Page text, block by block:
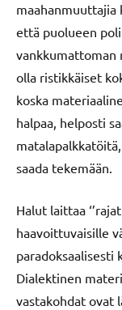
maahanmuuttajia
että puolueen
vankkumattoman
olla ristikkäiset
koska
halpaa, helposti
saada tekemään.
Halut laittaa
haavoittuvaisille
paradoksaalisesti
Dialektinen
vastakohdat ovat